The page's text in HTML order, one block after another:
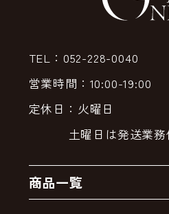
TEL：052-228-0040
営業時間：10:00-19:00
定休日：火曜日
土曜日は発送業務
商品一覧